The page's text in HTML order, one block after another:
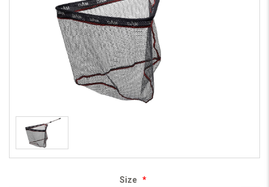
Size *